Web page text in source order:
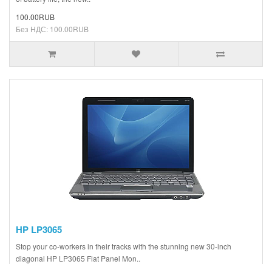
100.00RUB
Без НДС: 100.00RUB
HP LP3065
Stop your co-workers in their tracks with the stunning new 30-inch
diagonal HP LP3065 Flat Panel Mon..